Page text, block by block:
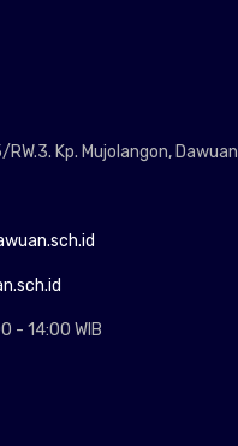
Kp. Mujolangon, Dawuan
- 14:00 WIB